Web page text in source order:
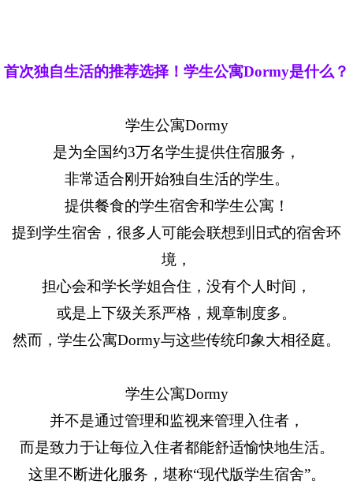
首次独自生活的推荐选择！学生公寓Dormy是什么？
学生公寓Dormy
是为全国约3万名学生提供住宿服务，
非常适合刚开始独自生活的学生。
提供餐食的学生宿舍和学生公寓！
提到学生宿舍，很多人可能会联想到旧式的宿舍环
境，
担心会和学长学姐合住，没有个人时间，
或是上下级关系严格，规章制度多。
然而，学生公寓Dormy与这些传统印象大相径庭。
学生公寓Dormy
并不是通过管理和监视来管理入住者，
而是致力于让每位入住者都能舒适愉快地生活。
这里不断进化服务，堪称“现代版学生宿舍”。